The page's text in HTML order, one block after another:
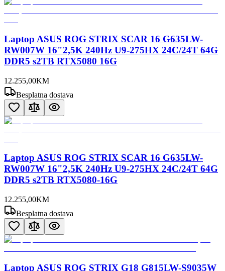
Laptop ASUS ROG STRIX SCAR 16 G635LW-
RW007W 16"2,5K 240Hz U9-275HX 24C/24T 64G
DDR5 s2TB RTX5080 16G
12.255,00KM
Besplatna dostava
Laptop ASUS ROG STRIX SCAR 16 G635LW-
RW007W 16"2,5K 240Hz U9-275HX 24C/24T 64G
DDR5 s2TB RTX5080-16G
12.255,00KM
Besplatna dostava
Laptop ASUS ROG STRIX G18 G815LW-S9035W